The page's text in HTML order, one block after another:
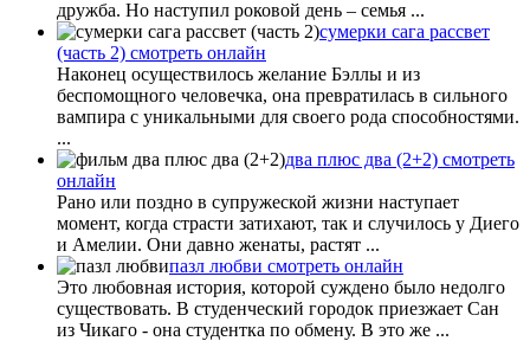
дружба. Но наступил роковой день – семья ...
сумерки сага рассвет
(часть 2) смотреть онлайн
Наконец осуществилось желание Бэллы и из
беспомощного человечка, она превратилась в сильного
вампира с уникальными для своего рода способностями.
...
два плюс два (2+2) смотреть
онлайн
Рано или поздно в супружеской жизни наступает
момент, когда страсти затихают, так и случилось у Диего
и Амелии. Они давно женаты, растят ...
пазл любви смотреть онлайн
Это любовная история, которой суждено было недолго
существовать. В студенческий городок приезжает Сан
из Чикаго - она студентка по обмену. В это же ...